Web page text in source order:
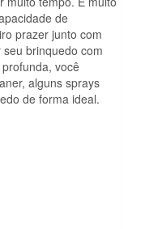
de
prazer junto com
brinquedo com
você
alguns sprays
de forma ideal.